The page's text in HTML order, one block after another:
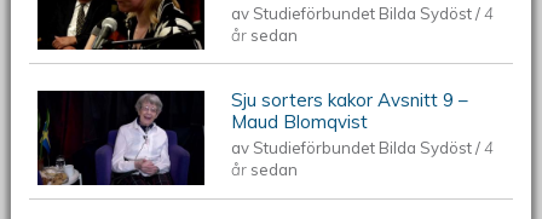
av Studieförbundet Bilda Sydöst/4
år sedan
Sju sorters kakor Avsnitt 9 –
Maud Blomqvist
av Studieförbundet Bilda Sydöst/4
år sedan